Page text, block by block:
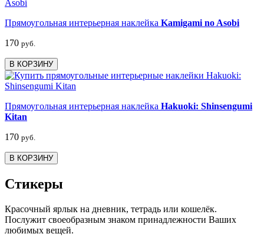
Прямоугольная интерьерная наклейка Kamigami no Asobi
170 руб.
В КОРЗИНУ
Прямоугольная интерьерная наклейка Hakuoki: Shinsengumi
Kitan
170 руб.
В КОРЗИНУ
Стикеры
Красочный ярлык на дневник, тетрадь или кошелёк.
Послужит своеобразным знаком принадлежности Ваших
любимых вещей.